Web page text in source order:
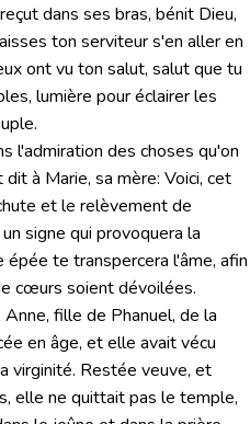
dans ses bras, bénit Dieu,
ton serviteur s'en aller en
ont vu ton salut, salut que tu
lumière pour éclairer les
l'admiration des choses qu'on
à Marie, sa mère: Voici, cet
et le relèvement de
signe qui provoquera la
te transpercera l'âme, afin
cœurs soient dévoilées.
fille de Phanuel, de la
en âge, et elle avait vécu
virginité. Restée veuve, et
elle ne quittait pas le temple,